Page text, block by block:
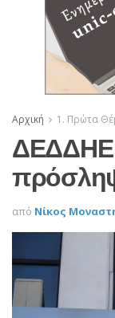
Αρχική 1. Πρώτα
ΔΕΔΔΗΕ:
από Νίκος